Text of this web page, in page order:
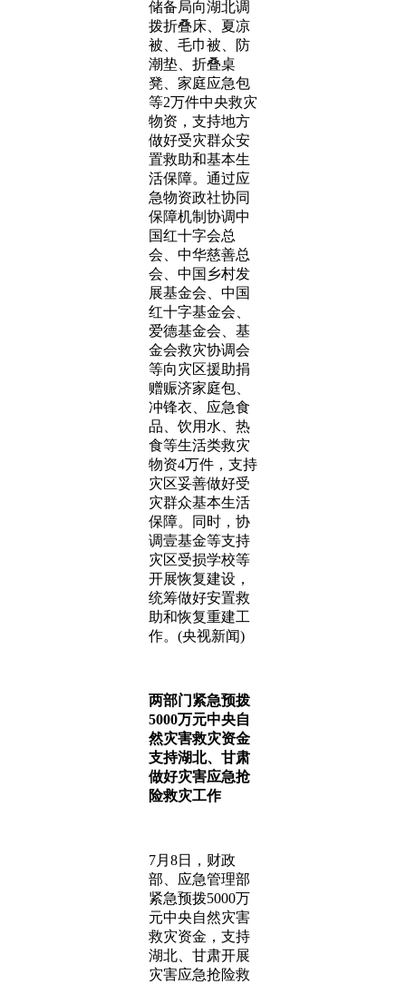
储备局向湖北调
拨折叠床、夏凉
被、毛巾被、防
潮垫、折叠桌
凳、家庭应急包
等2万件中央救灾
物资，支持地方
做好受灾群众安
置救助和基本生
活保障。通过应
急物资政社协同
保障机制协调中
国红十字会总
会、中华慈善总
会、中国乡村发
展基金会、中国
红十字基金会、
爱德基金会、基
金会救灾协调会
等向灾区援助捐
赠赈济家庭包、
冲锋衣、应急食
品、饮用水、热
食等生活类救灾
物资4万件，支持
灾区妥善做好受
灾群众基本生活
保障。同时，协
调壹基金等支持
灾区受损学校等
开展恢复建设，
统筹做好安置救
助和恢复重建工
作。(央视新闻)
两部门紧急预拨
5000万元中央自
然灾害救灾资金
支持湖北、甘肃
做好灾害应急抢
险救灾工作
7月8日，财政
部、应急管理部
紧急预拨5000万
元中央自然灾害
救灾资金，支持
湖北、甘肃开展
灾害应急抢险救